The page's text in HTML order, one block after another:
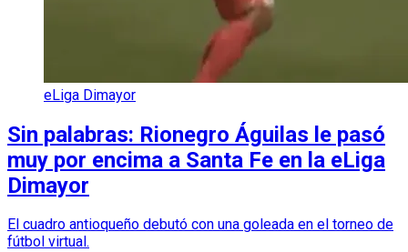
eLiga Dimayor
Sin palabras: Rionegro Águilas le pasó
muy por encima a Santa Fe en la eLiga
Dimayor
El cuadro antioqueño debutó con una goleada en el torneo de
fútbol virtual.